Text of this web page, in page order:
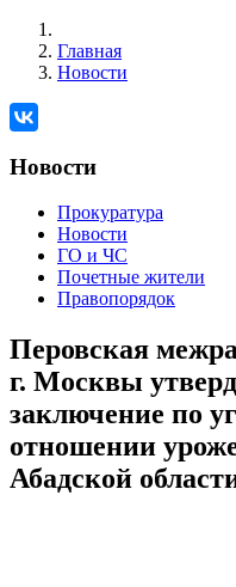
Главная
Новости
Новости
Прокуратура
Новости
ГО и ЧС
Почетные жители
Правопорядок
Перовская
г. Москвы
заключение по
отношении
Абадской